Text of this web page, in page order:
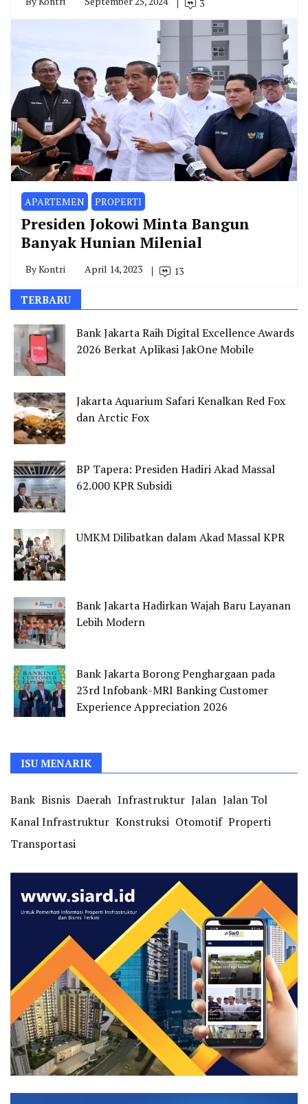
3
APARTEMEN PROPERTI
Presiden Jokowi Minta Bangun
Banyak Hunian Milenial
ByKontri April 14, 2023 13
TERBARU
Bank Jakarta Raih Digital Excellence Awards
2026 Berkat Aplikasi JakOne Mobile
Jakarta Aquarium Safari Kenalkan Red Fox
dan Arctic Fox
BP Tapera: Presiden Hadiri Akad Massal
62.000 KPR Subsidi
UMKM Dilibatkan dalam Akad Massal KPR
Bank Jakarta Hadirkan Wajah Baru Layanan
Lebih Modern
Bank Jakarta Borong Penghargaan pada
23rd Infobank-MRI Banking Customer
Experience Appreciation 2026
ISU MENARIK
Bank Bisnis Daerah Infrastruktur Jalan Jalan Tol
Kanal Infrastruktur Konstruksi Otomotif Properti
Transportasi